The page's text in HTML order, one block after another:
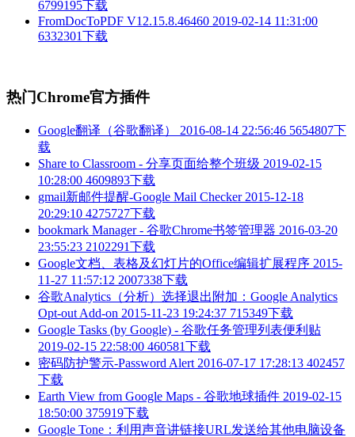
6799195下载
FromDocToPDF V12.15.8.46460 2019-02-14 11:31:00
6332301下载
热门Chrome官方插件
Google翻译（谷歌翻译） 2016-08-14 22:56:46 5654807下
载
Share to Classroom - 分享页面给整个班级 2019-02-15
10:28:00 4609893下载
gmail新邮件提醒-Google Mail Checker 2015-12-18
20:29:10 4275727下载
bookmark Manager - 谷歌Chrome书签管理器 2016-03-20
23:55:23 2102291下载
Google文档、表格及幻灯片的Office编辑扩展程序 2015-
11-27 11:57:12 2007338下载
谷歌Analytics（分析）选择退出附加：Google Analytics
Opt-out Add-on 2015-11-23 19:24:37 715349下载
Google Tasks (by Google) - 谷歌任务管理列表便利贴
2019-02-15 22:58:00 460581下载
密码防护警示-Password Alert 2016-07-17 17:28:13 402457
下载
Earth View from Google Maps - 谷歌地球插件 2019-02-15
18:50:00 375919下载
Google Tone：利用声音讲链接URL发送给其他电脑设备